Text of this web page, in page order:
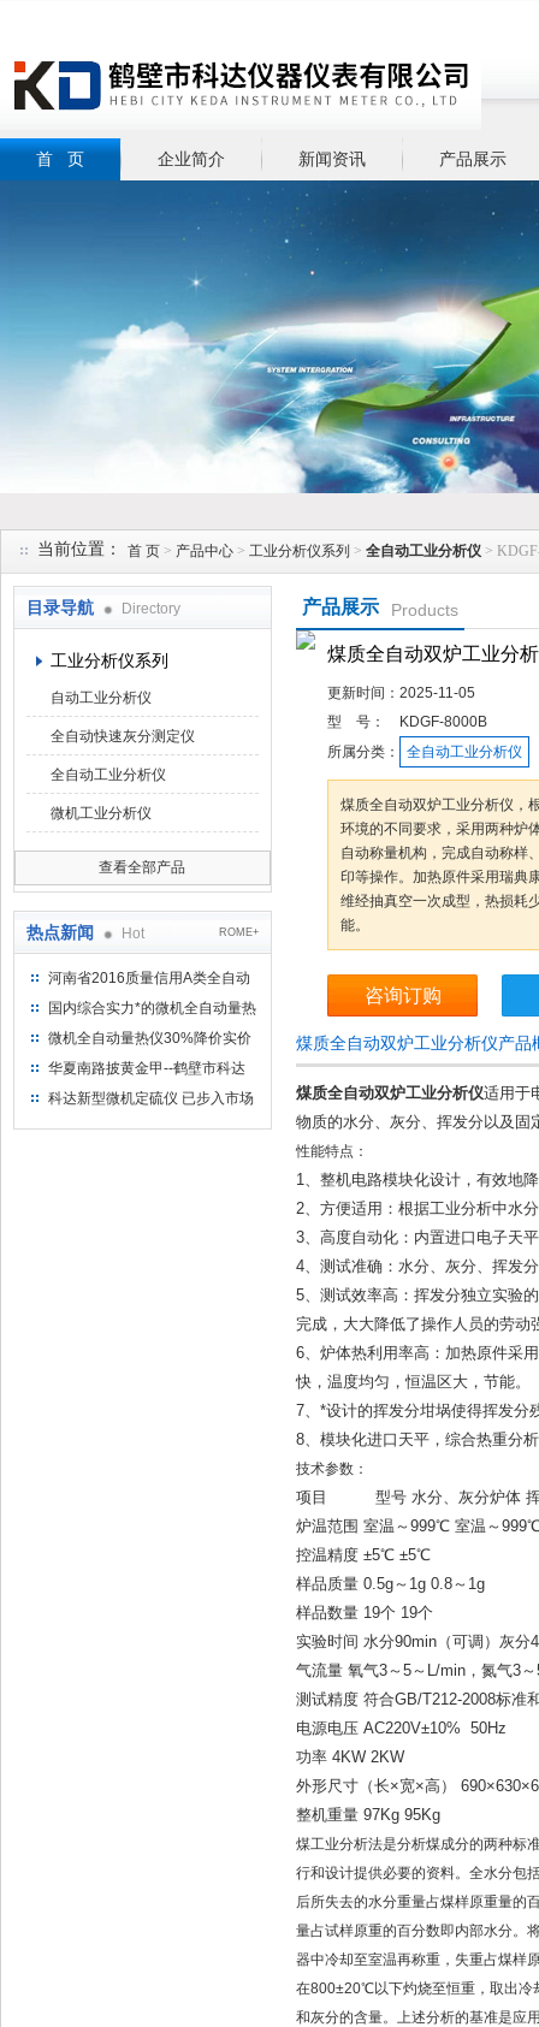
首 页 企业简介 新闻资讯 产品展示
当前位置： 首 页 > 产品中心 > 工业分析仪系列 > 全自动工业分析仪 >
目录导航 Directory
工业分析仪系列
自动工业分析仪
全自动快速灰分测定仪
全自动工业分析仪
微机工业分析仪
查看全部产品
热点新闻 Hot ROME+
河南省2016质量信用A类全自动
量热仪
国内综合实力*的微机全自动量热
仪制造企业
微机全自动量热仪30%降价实价
出售
华夏南路披黄金甲--鹤壁市科达
仪器仪表有限公司
科达新型微机定硫仪 已步入市场
产品展示 Products
煤质全自动双炉工业分
更新时间： 2025-11-05
型 号：
KDGF-8000B
所属分类：
全自动工业分析仪
煤质全自动双炉工业分析仪，
环境的不同要求，采用两种炉
自动称量机构，完成自动称样
印等操作。加热原件采用瑞典
维经抽真空一次成型，热损耗
能。
咨询订购
煤质全自动双炉工业分析仪产品
煤质全自动双炉工业分析仪适用于
物质的水分、灰分、挥发分以及固
性能特点：
1、整机电路模块化设计，有效地
2、方便适用：根据工业分析中水
3、高度自动化：内置进口电子天
4、测试准确：水分、灰分、挥发
5、测试效率高：挥发分独立实验
完成，大大降低了操作人员的劳动
6、炉体热利用率高：加热原件采
快，温度均匀，恒温区大，节能。
7、*设计的挥发分坩埚使得挥发分
8、模块化进口天平，综合热重分
技术参数：
项目 型号 水分、灰分炉体 挥
炉温范围 室温～999℃ 室温～
控温精度 ±5℃ ±5℃
样品质量 0.5g～1g 0.8～1g
样品数量 19个 19个
实验时间 水分90min（可调）灰分
气流量 氧气3～5～L/min，氮气3
测试精度 符合GB/T212-2008标准
电源电压 AC220V±10% 50Hz
功率 4KW 2KW
外形尺寸（长×宽×高）
整机重量 97Kg 95Kg
煤工业分析法是分析煤成分的两种标
行和设计提供必要的资料。全水分包
后所失去的水分重量占煤样原重量的
量占试样原重的百分数即内部水分。
器中冷却至室温再称重，失重占煤样
在800±20℃以下灼烧至恒重，取出冷
和灰分的含量。上述分析的基准是应